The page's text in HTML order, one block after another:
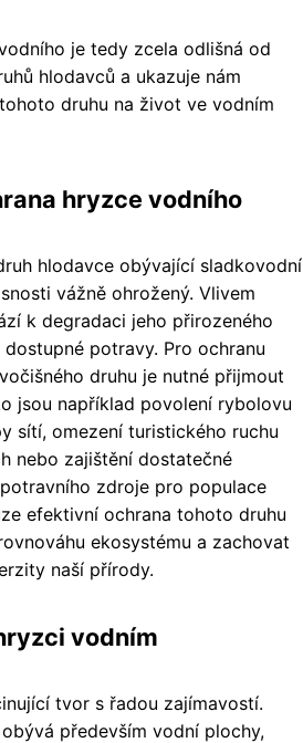
je tedy zcela odlišná od
hlodavců a ukazuje nám
druhu na život ve vodním
hryzce vodního
hlodavce obývající sladkovodní
vážně ohrožený. Vlivem
k degradaci jeho přirozeného
potravy. Pro ochranu
druhu je nutné přijmout
jsou například povolení rybolovu
sítí, omezení turistického ruchu
nebo zajištění dostatečné
zdroje pro populace
efektivní ochrana tohoto druhu
ekosystému a zachovat
naší přírody.
vodním
tvor s řadou zajímavostí.
především vodní plochy,